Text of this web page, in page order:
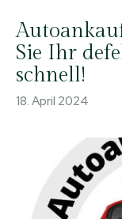
Sie Ihr
schnell!
18. April 2024